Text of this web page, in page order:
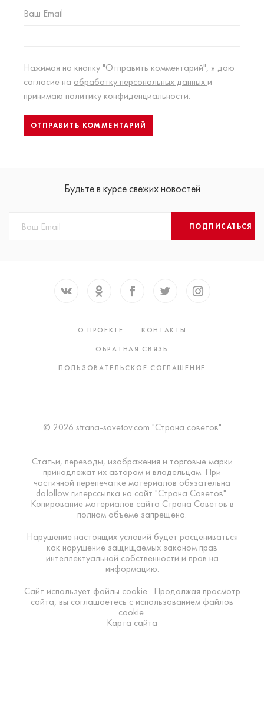
Ваш Email
Нажимая на кнопку "Отправить комментарий", я даю
согласие на обработку персональных данных и
принимаю политику конфиденциальности.
Будьте в курсе свежих новостей
ПОДПИСАТЬСЯ
О ПРОЕКТЕ
КОНТАКТЫ
ОБРАТНАЯ СВЯЗЬ
ПОЛЬЗОВАТЕЛЬСКОЕ СОГЛАШЕНИЕ
© 2026 strana-sovetov.com "Страна советов"
Статьи, переводы, изображения и торговые марки
принадлежат их авторам и владельцам. При
частичной перепечатке материалов обязательна
dofollow гиперссылка на сайт "Страна Советов".
Копирование материалов сайта Страна Советов в
полном объеме запрещено.
Нарушение настоящих условий будет расцениваться
как нарушение защищаемых законом прав
интеллектуальной собственности и прав на
информацию.
Сайт использует файлы cookie . Продолжая просмотр
сайта, вы соглашаетесь с использованием файлов
cookie.
Карта сайта